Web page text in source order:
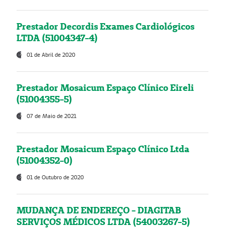
Prestador Decordis Exames Cardiológicos
LTDA (51004347-4)
01 de Abril de 2020
Prestador Mosaicum Espaço Clínico Eireli
(51004355-5)
07 de Maio de 2021
Prestador Mosaicum Espaço Clínico Ltda
(51004352-0)
01 de Outubro de 2020
MUDANÇA DE ENDEREÇO - DIAGITAB
SERVIÇOS MÉDICOS LTDA (54003267-5)